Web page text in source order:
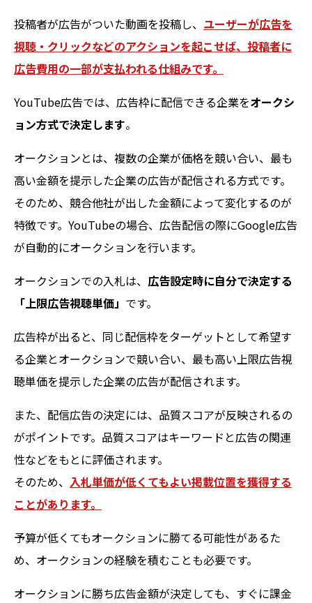
投稿者が広告がついた動画を投稿し、 ユーザーが広告を
視聴・クリックなどのアクションを起こせば、投稿者に
広告費用の一部が支払われる仕組みです。
YouTube広告では、広告枠に配信できる企業をオークシ
ョン方式で決定します。
オークションとは、複数の企業が価格を競い合い、最も
高い金額を提示した企業の広告が配信される方式です。
そのため、競合他社が出した金額によって変化するのが
特徴です。YouTubeの場合、広告配信の際にGoogle広告
が自動的にオークションを行います。
オークションでの入札は、 広告設定時に自分で決定する
「上限広告視聴単価」 です。
広告枠が出ると、同じ配信枠をターゲットとして希望す
る企業とオークションで競い合い、最も高い上限広告視
聴単価を提示した企業の広告が配信されます。
また、配信広告の決定には、品質スコアが反映されるの
がポイントです。品質スコアはキーワードと広告の関連
性などをもとに評価されます。
そのため、 入札単価が低くてもよい掲載位置を獲得する
ことがあります。
予算が低くてもオークションに勝てる可能性があるた
め、オークションの経験を積むことも必要です。
オークションに勝ち広告金額が決定しても、すぐに課金